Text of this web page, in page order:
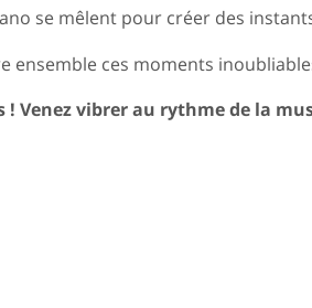
se mêlent pour créer des
ensemble ces moments
vibrer au rythme de la